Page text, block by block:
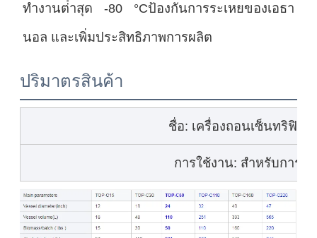
ทํางานต่ําสุด -80 °Cป้องกันการระเหยของเอธา
นอล และเพิ่มประสิทธิภาพการผลิต
ปริมาตรสินค้า
ชื่อ: เครื่องถอนเซ็นทริฟิวเ
การใช้งาน: สําหรับการส